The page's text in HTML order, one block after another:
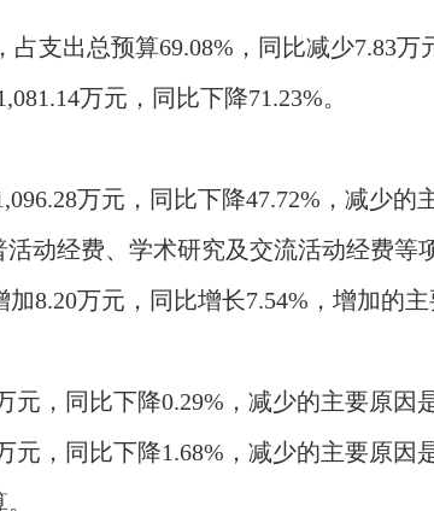
支出总预算69.08%，同比减少7.83万
万元，同比下降71.23%。
万元，同比下降47.72%，减少的
动经费、学术研究及交流活动经费等
8.20万元，同比增长7.54%，增加的
元，同比下降0.29%，减少的主要原因
元，同比下降1.68%，减少的主要原因